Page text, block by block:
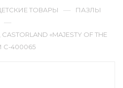
ТОВАРЫ — ПАЗЛЫ
—
«MAJESTY OF THE
C-400065